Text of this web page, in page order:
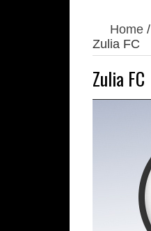
Home/
Zulia FC
Zulia FC